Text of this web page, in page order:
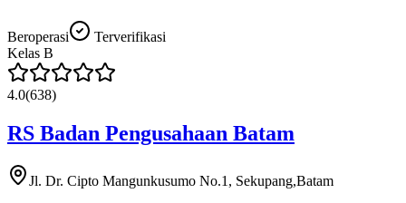
Beroperasi
Terverifikasi
Kelas B
4.0(638)
RS Badan Pengusahaan Batam
Jl. Dr. Cipto Mangunkusumo No.1, Sekupang,Batam